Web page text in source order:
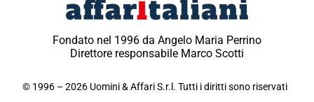
Fondato nel 1996 da Angelo Maria Perrino
Direttore responsabile Marco Scotti
© 1996 – 2026 Uomini & Affari S.r.l. Tutti i diritti sono riservati